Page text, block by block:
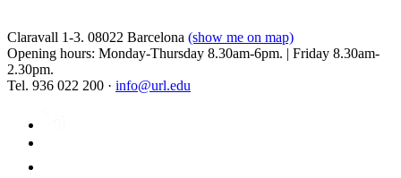
Claravall 1-3. 08022 Barcelona (show me on map)
Opening hours: Monday-Thursday 8.30am-6pm. | Friday 8.30am-
2.30pm.
Tel. 936 022 200 · info@url.edu